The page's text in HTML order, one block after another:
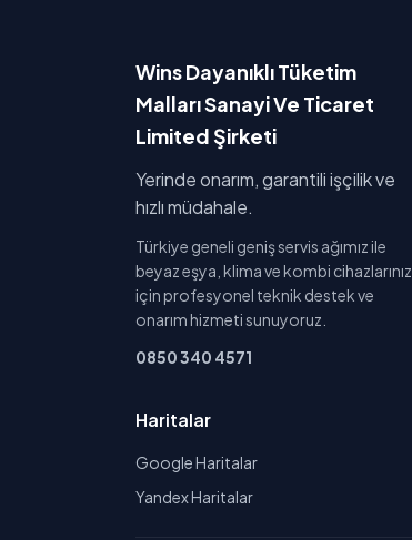
Wins Dayanıklı Tüketim
Malları Sanayi Ve Ticaret
Limited Şirketi
Yerinde onarım, garantili işçilik ve
hızlı müdahale.
Türkiye geneli geniş servis ağımız ile
beyaz eşya, klima ve kombi cihazlarınız
için profesyonel teknik destek ve
onarım hizmeti sunuyoruz.
0850 340 4571
Haritalar
Google Haritalar
Yandex Haritalar